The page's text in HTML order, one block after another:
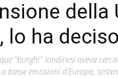
lo ha
"borghi" londinesi aveva
basse emissioni d'Europa,